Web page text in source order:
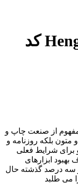
فیلتر کابین بنز برند Hengst کد
از صنعت چاپ و
متون بلکه روزنامه و
برای شرایط فعلی
بهبود ابزارهای
سه درصد گذشته حال
می طلبد